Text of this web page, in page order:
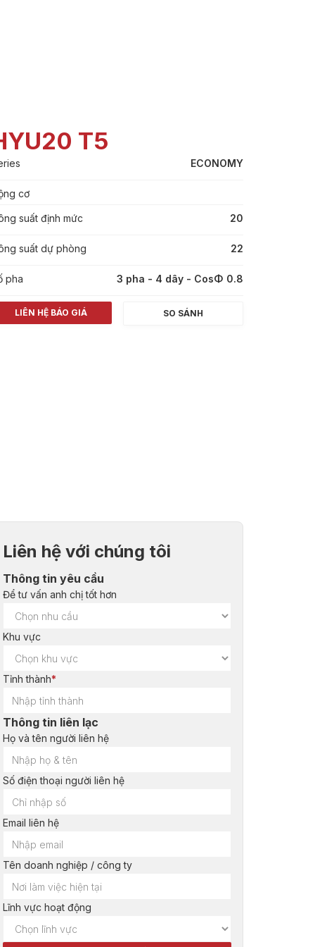
T5
ECONOMY
cơ
suất định mức 20
suất dự phòng 22
pha 3 pha - 4 dây - CosΦ 0.8
LIÊN HỆ BÁO GIÁ SO SÁNH
Liên hệ với chúng tôi
Thông tin yêu cầu
Để tư vấn anh chị tốt hơn
Khu vực
Tỉnh thành*
Thông tin liên lạc
Họ và tên người liên hệ
Số điện thoại người liên hệ
Email liên hệ
Tên doanh nghiệp / công ty
Lĩnh vực hoạt động